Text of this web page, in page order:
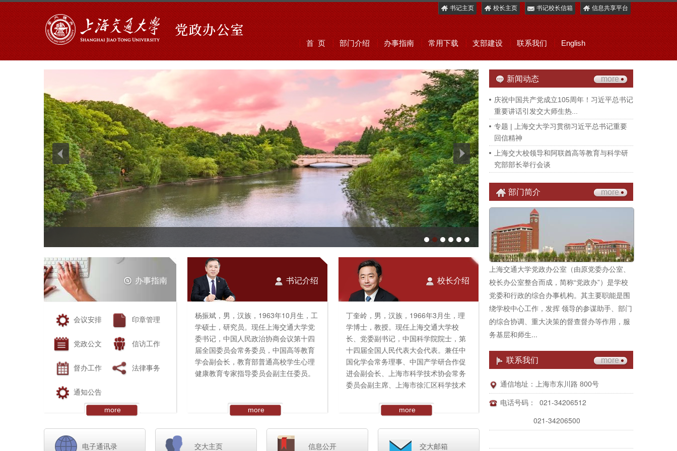
书记主页 校长主页 书记校长信箱 信息共享平台
首 页 部门介绍 办事指南 常用下载 支部建设 联系我们 English
办事指南
more
会议安排 印章管理
党政公文 信访工作
督办工作 法律事务
通知公告
书记介绍
more
杨振斌，男，汉族，1963年10月生，工
学硕士，研究员。现任上海交通大学党
委书记，中国人民政治协商会议第十四
届全国委员会常务委员，中国高等教育
学会副会长，教育部普通高校学生心理
健康教育专家指导委员会副主任委员。
记，自动化系党委副书记，科技处副处
华大学企业集团董事、校企合作委员会
副主任，党委学生部部长等职。2002年
校长介绍
more
丁奎岭，男，汉族，1966年3月生，理
学博士，教授。现任上海交通大学校
长、党委副书记，中国科学院院士，第
十四届全国人民代表大会代表。兼任中
国化学会常务理事、中国产学研合作促
进会副会长、上海市科学技术协会常务
委员会副主席、上海市徐汇区科学技术
会主席、党委副书记、纪委书记、副所
长，上海科技大学副校长兼书院院长。
电子通讯录 交大主页 信息公开 交大邮箱
新闻动态 more
庆祝中国共产党成立105周年！习近平总书记
重要讲话引发交大师生热...
专题 | 上海交大学习贯彻习近平总书记重要
回信精神
上海交大校领导和阿联酋高等教育与科学研
究部部长举行会谈
部门简介 more
上海交通大学党政办公室（由原党委办公室、
校长办公室整合而成，简称“党政办”）是学校
党委和行政的综合办事机构。其主要职能是围
绕学校中心工作，发挥 领导的参谋助手、部门
的综合协调、重大决策的督查督办等作用，服
务基层和师生...
联系我们 more
通信地址：上海市东川路 800号
电话号码：
021-34206512
021-34206500